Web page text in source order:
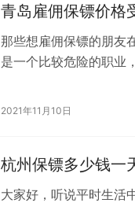
青岛雇佣保镖价格
那些想雇佣保镖的朋友
是一个比较危险的职业
2021年11月10日
杭州保镖多少钱一
大家好，听说平时生活